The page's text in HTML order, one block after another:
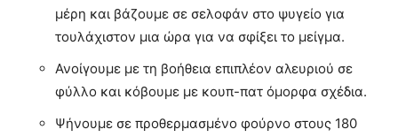
μέρη και βάζουμε σε σελοφάν στο ψυγείο για
τουλάχιστον μια ώρα για να σφίξει το μείγμα.
Ανοίγουμε με τη βοήθεια επιπλέον αλευριού σε
φύλλο και κόβουμε με κουπ-πατ όμορφα σχέδια.
Ψήνουμε σε προθερμασμένο φούρνο στους 180